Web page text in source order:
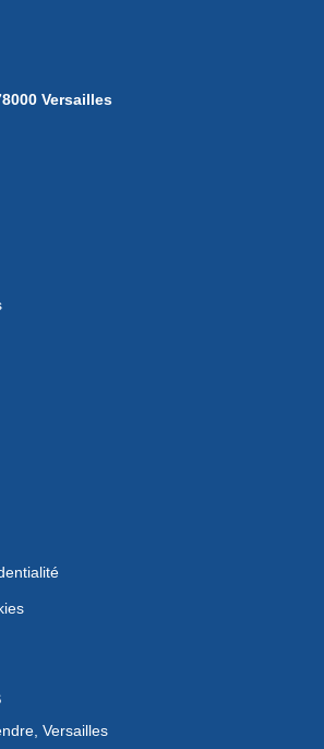
Versailles
Versailles